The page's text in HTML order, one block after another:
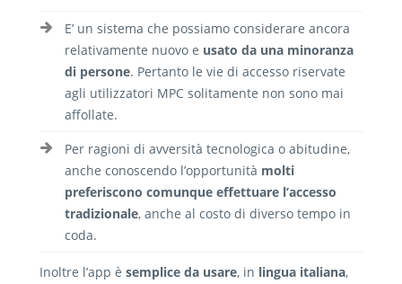
E’ un sistema che possiamo considerare ancora
relativamente nuovo e usato da una minoranza
di persone. Pertanto le vie di accesso riservate
agli utilizzatori MPC solitamente non sono mai
affollate.
Per ragioni di avversità tecnologica o abitudine,
anche conoscendo l’opportunità molti
preferiscono comunque effettuare l’accesso
tradizionale, anche al costo di diverso tempo in
coda.
Inoltre l’app è semplice da usare, in lingua italiana,